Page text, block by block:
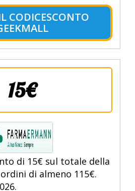
CODICESCONTO
15€
di 15€ sul totale della
di almeno 115€.